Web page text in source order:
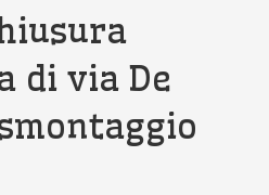
di via De